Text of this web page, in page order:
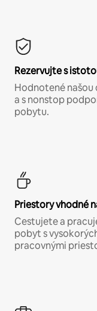
Rezervujte s
Hodnotené
a s nonstop
pobytu.
Priestory vhodné
Cestujete a
pobyt s
pracovnými